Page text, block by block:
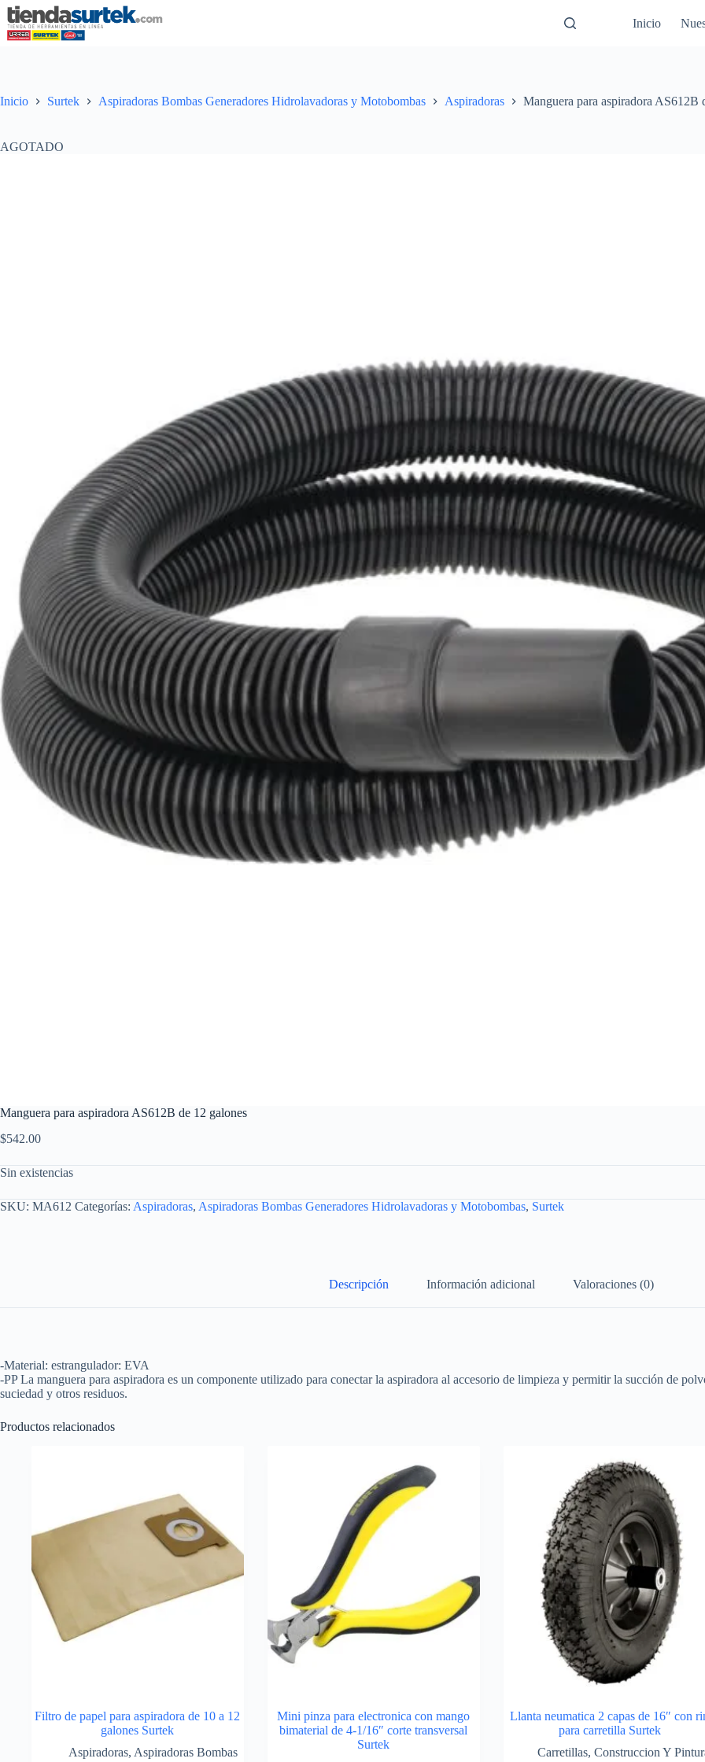
Saltar
al
contenido
Inicio
Inicio Surtek Aspiradoras Bombas Generadores Hidrolavadoras y Motobombas Aspiradoras Manguera para aspiradora AS612B
AGOTADO
Manguera para aspiradora AS612B de 12 galones
$542.00
Sin existencias
SKU: MA612 Categorías: Aspiradoras, Aspiradoras Bombas Generadores Hidrolavadoras y Motobombas, Surtek
Descripción Información adicional Valoraciones (0)
-Material: estrangulador: EVA
-PP La manguera para aspiradora es un componente utilizado para conectar la aspiradora al accesorio de limpieza y permitir la succión de
suciedad y otros residuos.
Productos relacionados
Filtro de papel para aspiradora de 10 a 12
galones Surtek
Aspiradoras, Aspiradoras Bombas
Mini pinza para electronica con mango
bimaterial de 4-1/16″ corte transversal
Surtek
Llanta neumatica 2 capas de 16″ con
para carretilla Surtek
Carretillas,Construccion Y